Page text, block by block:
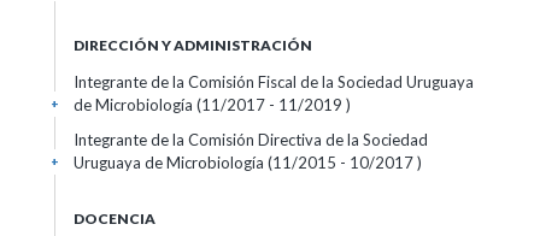
DIRECCIÓN Y ADMINISTRACIÓN
Integrante de la Comisión Fiscal de la Sociedad Uruguaya
de Microbiología (11/2017 - 11/2019 )
+
Integrante de la Comisión Directiva de la Sociedad
Uruguaya de Microbiología (11/2015 - 10/2017 )
+
DOCENCIA